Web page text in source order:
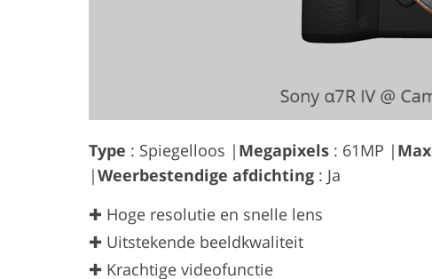
Type : Spiegelloos | Megapixels : 61MP |
|Weerbestendige afdichting : Ja
✚ Hoge resolutie en snelle lens
✚ Uitstekende beeldkwaliteit
✚ Krachtige videofunctie